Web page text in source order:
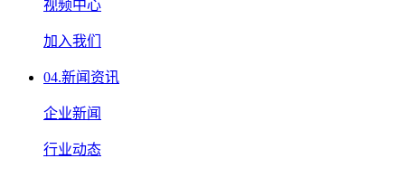
视频中心
加入我们
04.新闻资讯
企业新闻
行业动态